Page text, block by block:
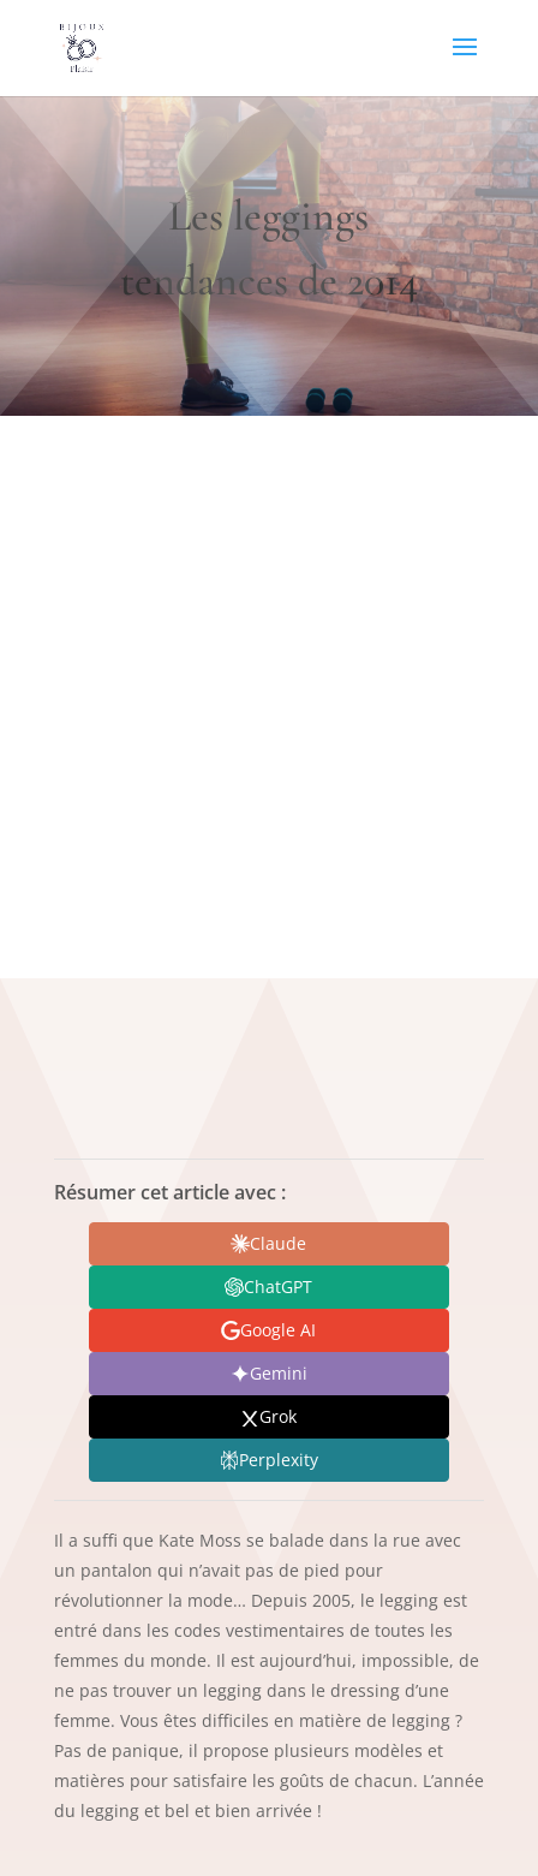
Les leggings
tendances de 2014
Résumer cet article avec :
Claude
ChatGPT
Google AI
Gemini
Grok
Perplexity
Il a suffi que Kate Moss se balade dans la rue avec
un pantalon qui n’avait pas de pied pour
révolutionner la mode… Depuis 2005, le legging est
entré dans les codes vestimentaires de toutes les
femmes du monde. Il est aujourd’hui, impossible, de
ne pas trouver un legging dans le dressing d’une
femme. Vous êtes difficiles en matière de legging ?
Pas de panique, il propose plusieurs modèles et
matières pour satisfaire les goûts de chacun. L’année
du legging et bel et bien arrivée !